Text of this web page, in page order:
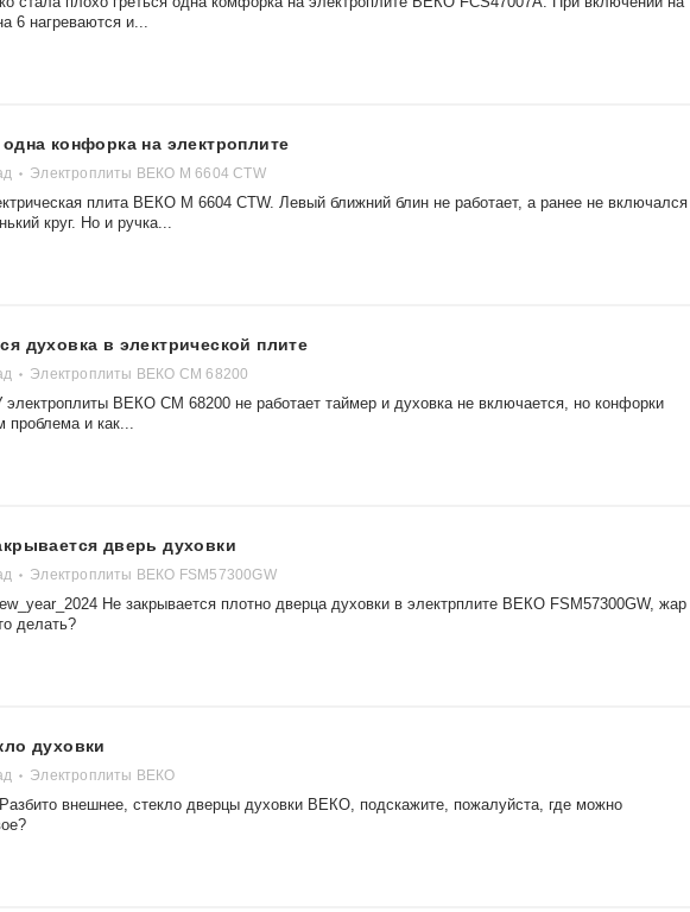
6 нагреваются и...
конфорка на электроплите
Электроплиты ВЕКО M 6604 CTW
плита ВЕКО M 6604 CTW. Левый ближний блин не работает, а ранее не включался
круг. Но и ручка...
духовка в электрической плите
Электроплиты ВЕКО CM 68200
ВЕКО CM 68200 не работает таймер и духовка не включается, но конфорки
проблема и как...
дверь духовки
Электроплиты ВЕКО FSM57300GW
Не закрывается плотно дверца духовки в электрплите ВЕКО FSM57300GW, жар
делать?
духовки
Электроплиты ВЕКО
внешнее, стекло дверцы духовки ВЕКО, подскажите, пожалуйста, где можно